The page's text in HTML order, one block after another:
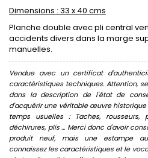
Dimensions : 33 x 40 cms
Planche double avec pli central
accidents divers dans la marge
manuelles.
Vendue avec un certificat
caractéristiques techniques. Attention,
dans la description de l'état de
d'acquérir une véritable œuvre
temps usuelles : Taches, rousseurs,
déchirures, plis ... Merci donc d'avoir
produit neuf, mais une estampe
connaissez les caractéristiques et le